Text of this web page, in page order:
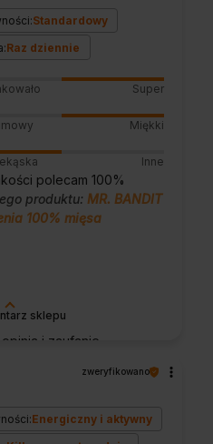
sklepu
i zaufanie.
obsługa
Standardowy
Raz dziennie
Super
Miękki
Inne
polecam 100%
produktu: MR. BANDIT
100% mięsa
zweryfikowano
Energiczny i aktywny